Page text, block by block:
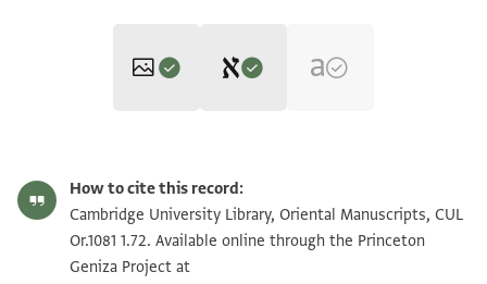
Alan Elbaum's digital edition (2020).
Recto
[ ]אש שאביר קומו אישטאמוש
[א]י די שאלוד [. . .] לאש קואליש נואיבש אוייגאמוש
CUL Or.1081 1.72 1v Zoom and Rotate
Verso
ליד הֿהֿכֿרֿ יעקב רשית מכרוסה (?) לצאיידא ולזֿרֿיֿםֿ נֿחֿשֿ
Image Permissions Statement
How to cite this record:
Cambridge University Library, Oriental Manuscripts, CUL
Or.1081 1.72. Available online through the Princeton
Geniza Project at